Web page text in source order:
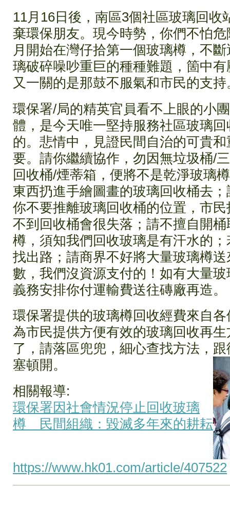
11月16日後，南區3個社區玻璃回收
棄環保朋友。現今時勢，你們不怕
月開始在灣仔拾第一個玻璃樽，不
璃破碎噪吵重巨的種種難題，箇中
又一關的是那鼓不服氣和市民的支持
環保署/局的精英官員看不上眼的小團
體，是今天唯一堅持服務社區玻璃回
的。悲情中，見證民間自治的可貴和
要。請你繼續協作，勿因無垃圾桶/
回收桶/煙蒂箱，便將不是乾淨玻璃
東西扔進手繪圖畫的玻璃回收桶去；
你不要推離玻璃回收桶的位置，市民
不到回收桶會很失落；請不擅自開桶
樽，須知我們回收玻璃是有汗水的
找出路；請商界不好將大量玻璃樽
數，我們沒資源支付的！如有大量
義務安排你付運輸費送往磚廠再造。
環保署提供的玻璃樽回收經費來自
為市民提供方便有效的玻璃回收再
了，請落區兜兜，細心查找方法，
塞頓開。
相關報導:
環保署因社會情況停止回收玻璃
樽 民間組織：毀滅多年來的耕耘
https://www.hk01.com/article/407522